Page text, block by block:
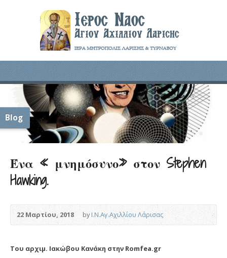
Blog
Ένα « μνημόσυνο» στον Stephen
Hawking.
22 Μαρτίου, 2018 byΙ.Ν.Αγ.Αχιλλίου Λάρισας
Του αρχιμ. Ιακώβου Κανάκη στην Romfea.gr